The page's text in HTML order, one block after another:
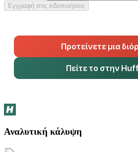
Εγγραφή στις ειδοποιήσεις
Προτείνετε μια
Πείτε το στην
Αναλυτική κάλυψη